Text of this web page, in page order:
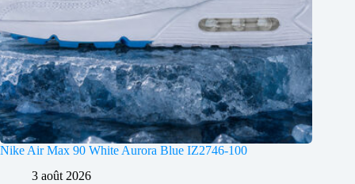
Nike Air Max 90 White Aurora Blue IZ2746-100
3 août 2026